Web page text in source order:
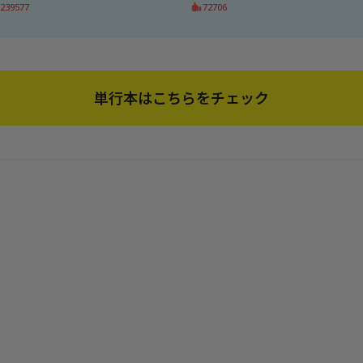
239577 72706
単行本はこちらをチェック